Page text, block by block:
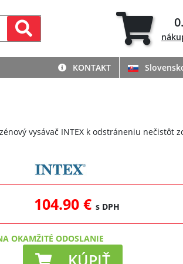
KONTAKT
vysávač INTEX k odstráneniu nečistôt
104.90 €s DPH
OKAMŽITÉ ODOSLANIE
KÚPIŤ